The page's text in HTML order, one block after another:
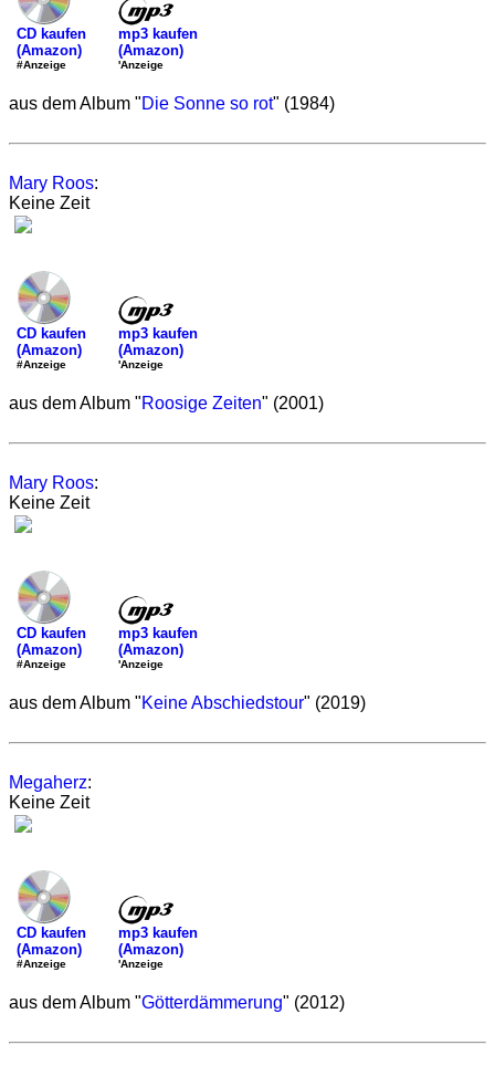
CD kaufen
(Amazon)
#Anzeige
mp3 kaufen
(Amazon)
'Anzeige
aus dem Album "Die Sonne so rot" (1984)
Mary Roos:
Keine Zeit
CD kaufen
(Amazon)
#Anzeige
mp3 kaufen
(Amazon)
'Anzeige
aus dem Album "Roosige Zeiten" (2001)
Mary Roos:
Keine Zeit
CD kaufen
(Amazon)
#Anzeige
mp3 kaufen
(Amazon)
'Anzeige
aus dem Album "Keine Abschiedstour" (2019)
Megaherz:
Keine Zeit
CD kaufen
(Amazon)
#Anzeige
mp3 kaufen
(Amazon)
'Anzeige
aus dem Album "Götterdämmerung" (2012)